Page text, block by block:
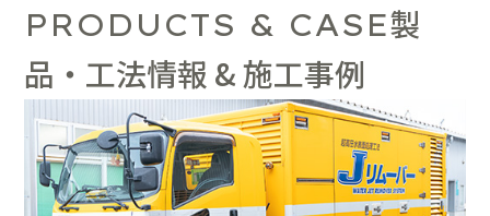
PRODUCTS & CASE製
品・工法情報 & 施工事例